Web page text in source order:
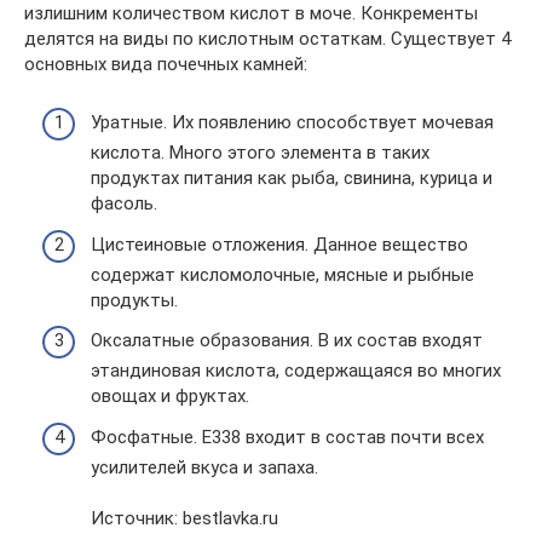
излишним количеством кислот в моче. Конкременты
делятся на виды по кислотным остаткам. Существует 4
основных вида почечных камней:
Уратные. Их появлению способствует мочевая
кислота. Много этого элемента в таких
продуктах питания как рыба, свинина, курица и
фасоль.
Цистеиновые отложения. Данное вещество
содержат кисломолочные, мясные и рыбные
продукты.
Оксалатные образования. В их состав входят
этандиновая кислота, содержащаяся во многих
овощах и фруктах.
Фосфатные. E338 входит в состав почти всех
усилителей вкуса и запаха.
Источник: bestlavka.ru